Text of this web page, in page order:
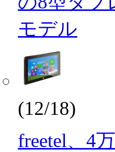
モデル
(12/18)
freetel、4